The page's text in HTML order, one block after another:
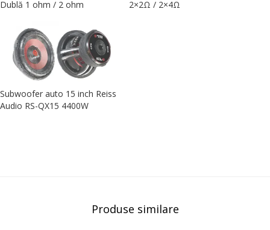
Dublă 1 ohm / 2 ohm
2×2Ω / 2×4Ω
Subwoofer auto 15 inch Reiss
Audio RS-QX15 4400W
Produse similare